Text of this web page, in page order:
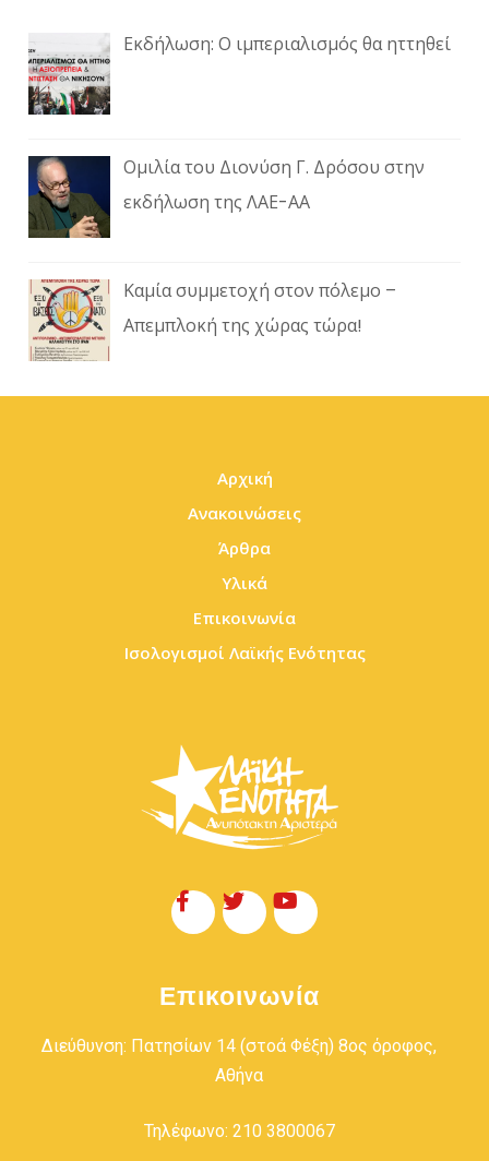
Εκδήλωση: Ο ιμπεριαλισμός θα ηττηθεί
Ομιλία του Διονύση Γ. Δρόσου στην
εκδήλωση της ΛΑΕ-ΑΑ
Καμία συμμετοχή στον πόλεμο –
Απεμπλοκή της χώρας τώρα!
Αρχική
Ανακοινώσεις
Άρθρα
Υλικά
Επικοινωνία
Ισολογισμοί Λαϊκής Ενότητας
Επικοινωνία
Διεύθυνση: Πατησίων 14 (στοά Φέξη) 8ος όροφος,
Αθήνα
Τηλέφωνο: 210 3800067